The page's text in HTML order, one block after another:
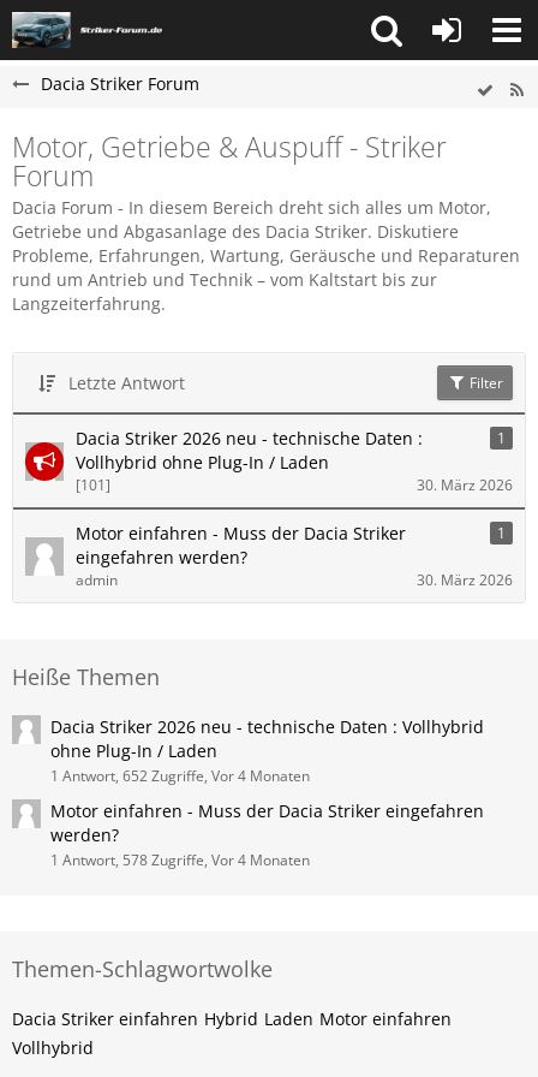
Dacia Striker Forum
Motor, Getriebe & Auspuff - Striker
Forum
Dacia Forum - In diesem Bereich dreht sich alles um Motor,
Getriebe und Abgasanlage des Dacia Striker. Diskutiere
Probleme, Erfahrungen, Wartung, Geräusche und Reparaturen
rund um Antrieb und Technik – vom Kaltstart bis zur
Langzeiterfahrung.
Letzte Antwort Filter
Dacia Striker 2026 neu - technische Daten :
Vollhybrid ohne Plug-In / Laden
1
[101] 30. März 2026
Motor einfahren - Muss der Dacia Striker
eingefahren werden?
1
admin 30. März 2026
Heiße Themen
Dacia Striker 2026 neu - technische Daten : Vollhybrid
ohne Plug-In / Laden
1 Antwort, 652 Zugriffe, Vor 4 Monaten
Motor einfahren - Muss der Dacia Striker eingefahren
werden?
1 Antwort, 578 Zugriffe, Vor 4 Monaten
Themen-Schlagwortwolke
Dacia Striker einfahren Hybrid Laden Motor einfahren
Vollhybrid